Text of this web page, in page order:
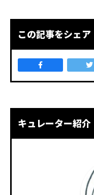
この記事をシェア
キュレーター紹介